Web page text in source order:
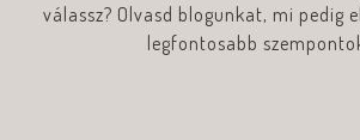
válassz? Olvasd blogunkat, mi pedig
legfontosabb